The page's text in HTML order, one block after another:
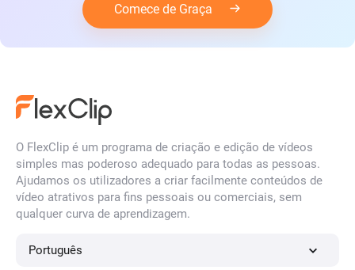
Comece de Graça
O FlexClip é um programa de criação e edição de vídeos
simples mas poderoso adequado para todas as pessoas.
Ajudamos os utilizadores a criar facilmente conteúdos de
vídeo atrativos para fins pessoais ou comerciais, sem
qualquer curva de aprendizagem.
Português